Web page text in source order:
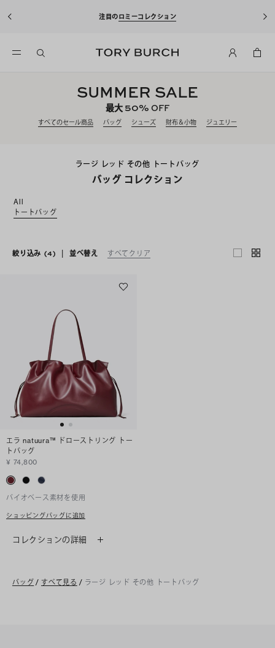
注目のロミーコレクション
SUMMER SALE
最大50% OFF
すべてのセール商品 バッグ シューズ 財布＆小物 ジュエリー
ラージ レッド その他 トートバッグ
バッグ コレクション
All
トートバッグ
絞り込み (4) | 並べ替え すべてクリア
エラ natuura™ ドローストリング トー
トバッグ
¥ 74,800
バイオベース素材を使用
ショッピングバッグに追加
コレクションの詳細
バッグ / すべて見る / ラージ レッド その他 トートバッグ